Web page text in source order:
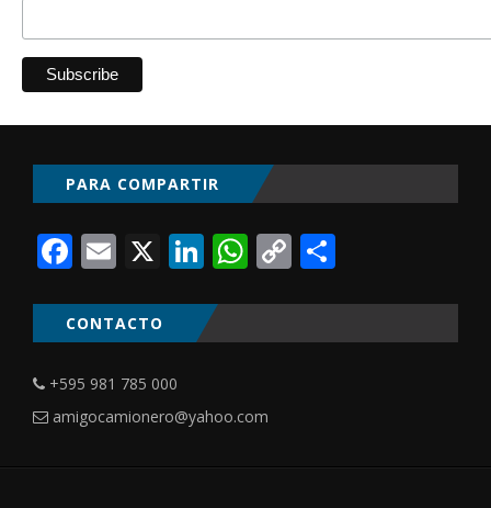
PARA COMPARTIR
Facebook
Email
X LinkedIn
WhatsApp
Copy
CONTACTO
+595 981 785 000
amigocamionero@yahoo.com